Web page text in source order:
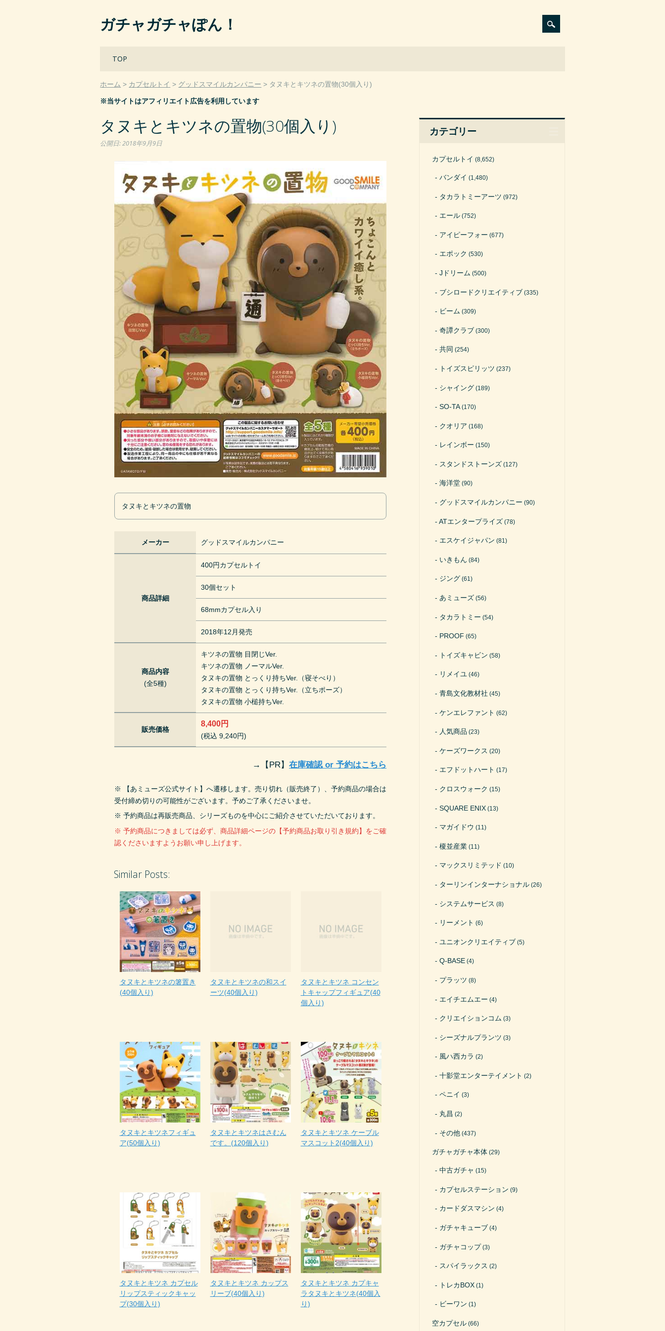
ガチャガチャぽん！
Main menu
TOP
ホーム カプセルトイ グッドスマイルカンパニー タヌキとキツネの置物(30個入り)
※当サイトはアフィリエイト広告を利用しています
タヌキとキツネの置物(30個入り)
公開日:2018年9月9日
タヌキとキツネの置物
メーカー グッドスマイルカンパニー
商品詳細
400円カプセルトイ
30個セット
68mmカプセル入り
2018年12月発売
商品内容
(全5種)
キツネの置物 目閉じVer.
キツネの置物 ノーマルVer.
タヌキの置物 とっくり持ちVer.（寝そべり）
タヌキの置物 とっくり持ちVer.（立ちポーズ）
タヌキの置物 小槌持ちVer.
販売価格
8,400円
(税込 9,240円)
→ 【PR】在庫確認 or 予約はこちら
※ 【あミューズ公式サイト】へ遷移します。売り切れ（販売終了）、予約商品の場合は
受付締め切りの可能性がございます。予めご了承くださいませ。
※ 予約商品は再販売商品、シリーズものを中心にご紹介させていただいております。
※ 予約商品につきましては必ず、商品詳細ページの【予約商品お取り引き規約】をご確
認くださいますようお願い申し上げます。
Similar Posts:
タヌキとキツネの箸置き
(40個入り)
タヌキとキツネの和スイ
ーツ(40個入り)
タヌキとキツネ コンセン
トキャップフィギュア(40
個入り)
タヌキとキツネフィギュ
ア(50個入り)
タヌキとキツネはさむん
です。(120個入り)
タヌキとキツネ ケーブル
マスコット2(40個入り)
タヌキとキツネ カプセル
リップスティックキャッ
プ(30個入り)
タヌキとキツネ カップス
リーブ(40個入り)
タヌキとキツネ カプキャ
ラタヌキとキツネ(40個入
り)
カテゴリー
カプセルトイ (8,652)
バンダイ (1,480)
タカラトミーアーツ (972)
エール (752)
アイピーフォー (677)
エポック (530)
Jドリーム (500)
ブシロードクリエイティブ (335)
ビーム (309)
奇譚クラブ (300)
共同 (254)
トイズスピリッツ (237)
シャイング (189)
SO-TA(170)
クオリア (168)
レインボー (150)
スタンドストーンズ (127)
海洋堂 (90)
グッドスマイルカンパニー (90)
ATエンタープライズ (78)
エスケイジャパン (81)
いきもん (84)
ジング (61)
あミューズ (56)
タカラトミー (54)
PROOF (65)
トイズキャビン (58)
リメイユ (46)
青島文化教材社 (45)
ケンエレファント (62)
人気商品 (23)
ケーズワークス (20)
エフドットハート (17)
クロスウォーク (15)
SQUARE ENIX (13)
マガイドウ (11)
榎並産業 (11)
マックスリミテッド (10)
ターリンインターナショナル (26)
システムサービス (8)
リーメント (6)
ユニオンクリエイティブ (5)
Q-BASE (4)
プラッツ (8)
エイチエムエー (4)
クリエイションコム (3)
シーズナルプランツ (3)
風ハ西カラ (2)
十影堂エンターテイメント (2)
ペニイ (3)
丸昌 (2)
その他 (437)
ガチャガチャ本体 (29)
中古ガチャ (15)
カプセルステーション (9)
カードダスマシン (4)
ガチャキューブ (4)
ガチャコップ(3)
スパイラックス (2)
トレカBOX (1)
ビーワン (1)
空カプセル (66)